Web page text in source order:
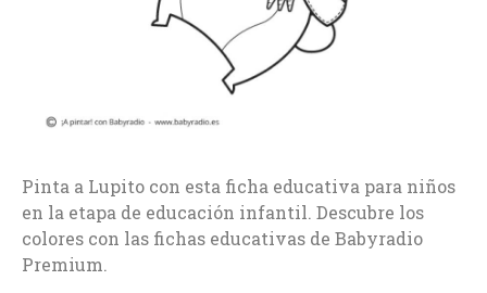
Pinta a Lupito con esta ficha educativa para niños
en la etapa de educación infantil. Descubre los
colores con las fichas educativas de Babyradio
Premium.